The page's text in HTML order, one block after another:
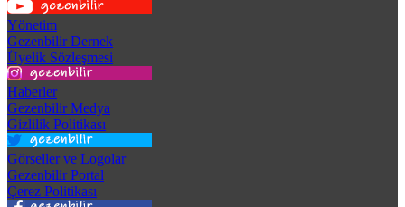
Yönetim
Gezenbilir Dernek
Üyelik Sözleşmesi
Haberler
Gezenbilir Medya
Gizlilik Politikası
Görseller ve Logolar
Gezenbilir Portal
Çerez Politikası